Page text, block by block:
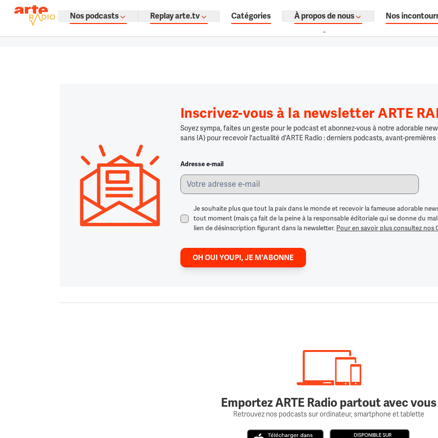
Retour à la page d'accueil
La fine fleur du podcast par ARTE
Podcasts à gogo : émissions, témoignages, documentaires audio.
Nos podcasts Replay arte.tv Catégories À propos de nous Nos
Inscrivez-vous à la newsletter ARTE
Soyez sympa, faites un geste pour le podcast et abonnez-vous à notre adorable
sans IA) pour recevoir l'actualité d'ARTE Radio : derniers podcasts, avant-
Adresse e-mail
Je souhaite plus que tout la paix dans le monde et recevoir la fameuse adorable
tout moment (mais ça fait de la peine à la responsable éditoriale qui se donne du
lien de désinscription figurant dans la newsletter. Pour en savoir plus consultez nos
OH OUI YOUPI, JE M'ABONNE
Emportez ARTE Radio partout avec vous
Retrouvez nos podcasts sur ordinateur, smartphone et tablette